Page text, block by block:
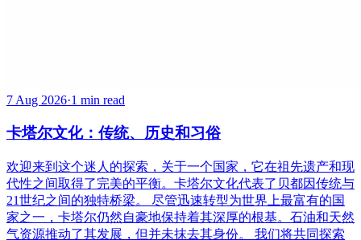
7 Aug 2026·1 min read
卡塔尔文化：传统、历史和习俗
欢迎来到这个迷人的探索，关于一个国家，它在祖先遗产和现
代性之间取得了完美的平衡。卡塔尔文化代表了贝都因传统与
21世纪之间的独特桥梁。 尽管迅速转型为世界上最富有的国
家之一，卡塔尔仍然自豪地保持着其深厚的根基。石油和天然
气资源推动了其发展，但并未抹去其身份。 我们将共同探索